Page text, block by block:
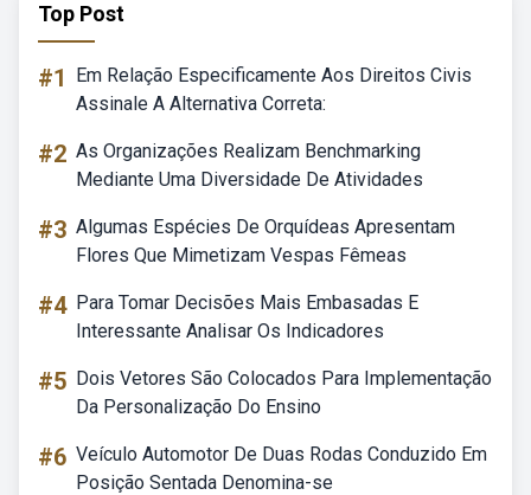
Top Post
#1
Em Relação Especificamente Aos Direitos Civis
Assinale A Alternativa Correta:
#2 As Organizações Realizam Benchmarking
Mediante Uma Diversidade De Atividades
#3 Algumas Espécies De Orquídeas Apresentam
Flores Que Mimetizam Vespas Fêmeas
#4 Para Tomar Decisões Mais Embasadas E
Interessante Analisar Os Indicadores
#5 Dois Vetores São Colocados Para Implementação
Da Personalização Do Ensino
#6 Veículo Automotor De Duas Rodas Conduzido Em
Posição Sentada Denomina-se